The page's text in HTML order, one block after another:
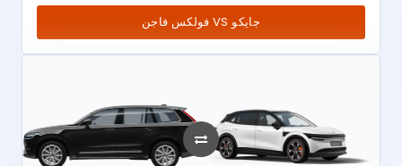
فولكس فاجن VS جايكو